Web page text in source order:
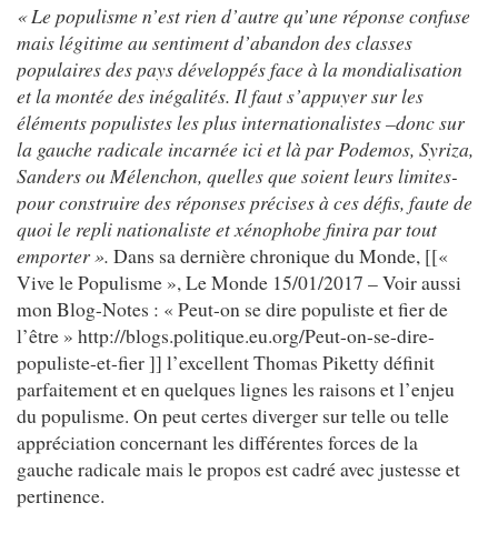
« Le populisme n’est rien d’autre qu’une réponse confuse
mais légitime au sentiment d’abandon des classes
populaires des pays développés face à la mondialisation
et la montée des inégalités. Il faut s’appuyer sur les
éléments populistes les plus internationalistes –donc sur
la gauche radicale incarnée ici et là par Podemos, Syriza,
Sanders ou Mélenchon, quelles que soient leurs limites-
pour construire des réponses précises à ces défis, faute de
quoi le repli nationaliste et xénophobe finira par tout
emporter ». Dans sa dernière chronique du Monde, [[«
Vive le Populisme », Le Monde 15/01/2017 – Voir aussi
mon Blog-Notes : « Peut-on se dire populiste et fier de
l’être » http://blogs.politique.eu.org/Peut-on-se-dire-
populiste-et-fier ]] l’excellent Thomas Piketty définit
parfaitement et en quelques lignes les raisons et l’enjeu
du populisme. On peut certes diverger sur telle ou telle
appréciation concernant les différentes forces de la
gauche radicale mais le propos est cadré avec justesse et
pertinence.